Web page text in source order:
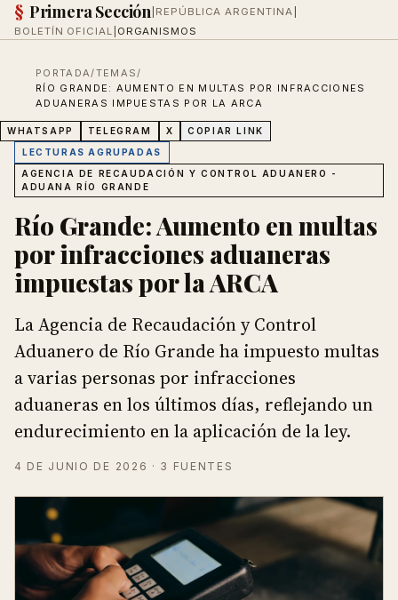
§ Primera Sección REPÚBLICA ARGENTINA
BOLETÍN OFICIAL ORGANISMOS
PORTADA/TEMAS/
RÍO GRANDE: AUMENTO EN MULTAS POR INFRACCIONES
ADUANERAS IMPUESTAS POR LA ARCA
WHATSAPP TELEGRAM X
COPIAR LINK
LECTURAS AGRUPADAS
AGENCIA DE RECAUDACIÓN Y CONTROL ADUANERO -
ADUANA RÍO GRANDE
Río Grande: Aumento en multas
por infracciones aduaneras
impuestas por la ARCA
La Agencia de Recaudación y Control
Aduanero de Río Grande ha impuesto multas
a varias personas por infracciones
aduaneras en los últimos días, reflejando un
endurecimiento en la aplicación de la ley.
4 DE JUNIO DE 2026 · 3 FUENTES